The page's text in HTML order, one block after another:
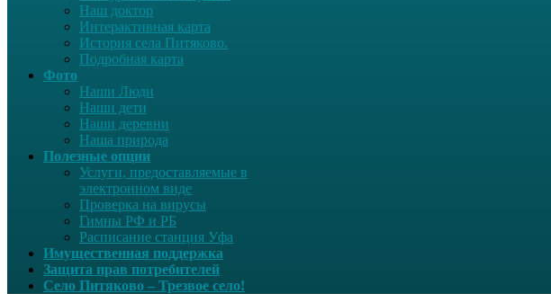
Наш доктор
Интерактивная карта
История села Питяково.
Подробная карта
Фото
Наши Люди
Наши дети
Наши деревни
Наша природа
Полезные опции
Услуги, предоставляемые в
электронном виде
Проверка на вирусы
Гимны РФ и РБ
Расписание станция Уфа
Имущественная поддержка
Защита прав потребителей
Село Питяково – Трезвое село!